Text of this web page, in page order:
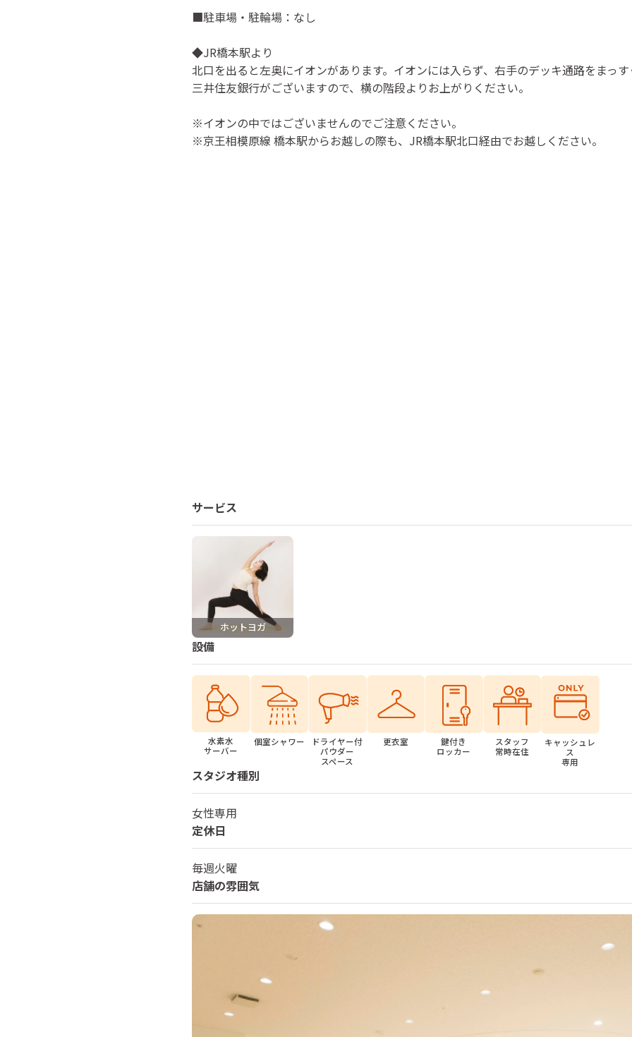
■駐車場・駐輪場：なし
◆JR橋本駅より
北口を出ると左奥にイオンがあります。イオンには入らず、右手のデッキ通路をまっ
三井住友銀行がございますので、横の階段よりお上がりください。
※イオンの中ではございませんのでご注意ください。
※京王相模原線 橋本駅からお越しの際も、JR橋本駅北口経由でお越しください。
サービス
ホットヨガ
設備
水素水
サーバー
個室シャワー
ドライヤー付
パウダー
スペース
更衣室
鍵付き
ロッカー
スタッフ
常時在住
キャッシュレ
ス
専用
スタジオ種別
女性専用
定休日
毎週火曜
店舗の雰囲気